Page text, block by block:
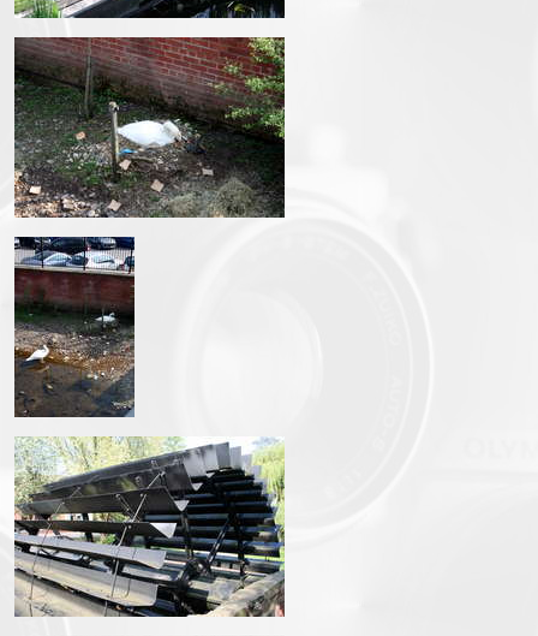
IMG_1510.JPG
IMG_1511.JPG
IMG_1512.JPG